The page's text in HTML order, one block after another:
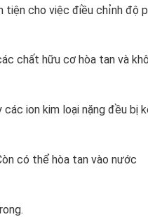
tiện cho việc điều chỉnh độ
chất hữu cơ hòa tan và
ion kim loại nặng đều bị
có thể hòa tan vào nước